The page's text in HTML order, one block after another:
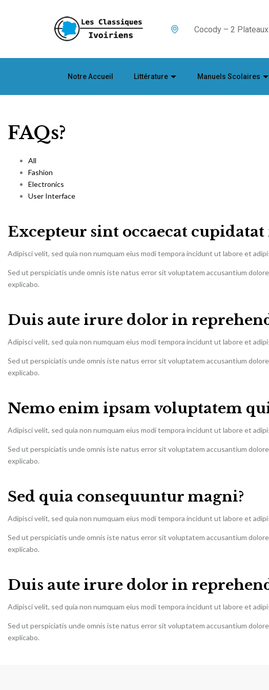
Cocody – 2
Notre Accueil Littérature Manuels Scolaires
FAQs?
All
Fashion
Electronics
User Interface
Excepteur sint occaecat
Adipisci velit, sed quia non numquam eius modi tempora incidunt ut labore et
Sed ut perspiciatis unde omnis iste natus error sit voluptatem accusantium
explicabo.
Duis aute irure dolor in
Adipisci velit, sed quia non numquam eius modi tempora incidunt ut labore et
Sed ut perspiciatis unde omnis iste natus error sit voluptatem accusantium
explicabo.
Nemo enim ipsam voluptatem
Adipisci velit, sed quia non numquam eius modi tempora incidunt ut labore et
Sed ut perspiciatis unde omnis iste natus error sit voluptatem accusantium
explicabo.
Sed quia consequuntur magni?
Adipisci velit, sed quia non numquam eius modi tempora incidunt ut labore et
Sed ut perspiciatis unde omnis iste natus error sit voluptatem accusantium
explicabo.
Duis aute irure dolor in
Adipisci velit, sed quia non numquam eius modi tempora incidunt ut labore et
Sed ut perspiciatis unde omnis iste natus error sit voluptatem accusantium
explicabo.